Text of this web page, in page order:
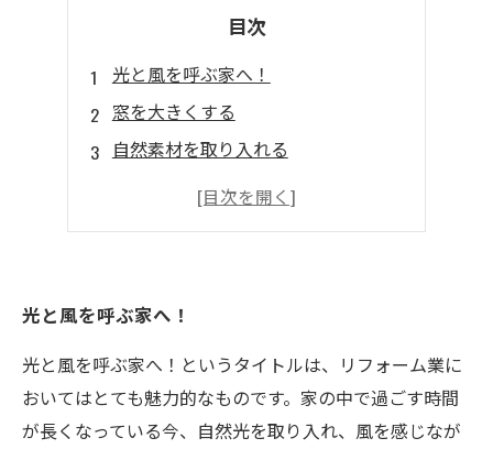
目次
光と風を呼ぶ家へ！
窓を大きくする
自然素材を取り入れる
インテリアと調光機能の工夫
光と風を呼ぶ家へ！
光と風を呼ぶ家へ！というタイトルは、リフォーム業に
おいてはとても魅力的なものです。家の中で過ごす時間
が長くなっている今、自然光を取り入れ、風を感じなが